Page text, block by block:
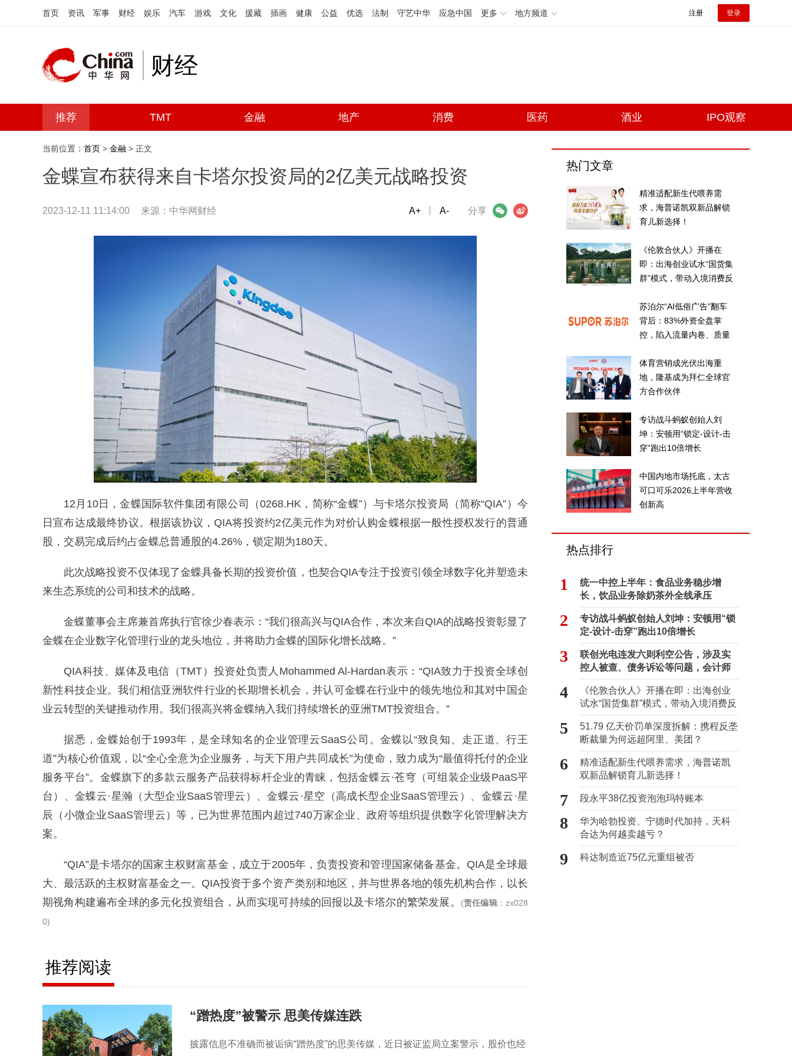
首页 资讯 军事 财经 娱乐 汽车 游戏 文化 援藏 插画 健康 公益 优选 法制 守艺中华 应急中国 更多 地方频道 注册 登录
财经
推荐 TMT 金融 地产 消费 医药 酒业 IPO观察
当前位置： 首页 > 金融 > 正文
金蝶宣布获得来自卡塔尔投资局的2亿美元战略投资
2023-12-11 11:14:00 来源：中华网财经 分享
微信 微博
A+ A-
12月10日，金蝶国际软件集团有限公司（0268.HK，简称“金蝶”）与卡塔尔投资局（简称“QIA”）今
日宣布达成最终协议。根据该协议，QIA将投资约2亿美元作为对价认购金蝶根据一般性授权发行的普通
股，交易完成后约占金蝶总普通股的4.26%，锁定期为180天。
此次战略投资不仅体现了金蝶具备长期的投资价值，也契合QIA专注于投资引领全球数字化并塑造未
来生态系统的公司和技术的战略。
金蝶董事会主席兼首席执行官徐少春表示：“我们很高兴与QIA合作，本次来自QIA的战略投资彰显了
金蝶在企业数字化管理行业的龙头地位，并将助力金蝶的国际化增长战略。”
QIA科技、媒体及电信（TMT）投资处负责人Mohammed Al-Hardan表示：“QIA致力于投资全球创
新性科技企业。我们相信亚洲软件行业的长期增长机会，并认可金蝶在行业中的领先地位和其对中国企
业云转型的关键推动作用。我们很高兴将金蝶纳入我们持续增长的亚洲TMT投资组合。”
据悉，金蝶始创于1993年，是全球知名的企业管理云SaaS公司。金蝶以“致良知、走正道、行王
道”为核心价值观，以“全心全意为企业服务，与天下用户共同成长”为使命，致力成为“最值得托付的企业
服务平台”。金蝶旗下的多款云服务产品获得标杆企业的青睐，包括金蝶云·苍穹（可组装企业级PaaS平
台）、金蝶云·星瀚（大型企业SaaS管理云）、金蝶云·星空（高成长型企业SaaS管理云）、金蝶云·星
辰（小微企业SaaS管理云）等，已为世界范围内超过740万家企业、政府等组织提供数字化管理解决方
案。
“QIA”是卡塔尔的国家主权财富基金，成立于2005年，负责投资和管理国家储备基金。QIA是全球最
大、最活跃的主权财富基金之一。QIA投资于多个资产类别和地区，并与世界各地的领先机构合作，以长
期视角构建遍布全球的多元化投资组合，从而实现可持续的回报以及卡塔尔的繁荣发展。
(责任编辑：zx028
0)
推荐阅读
“蹭热度”被警示 思美传媒连跌
披露信息不准确而被诟病“蹭热度”的思美传媒，近日被证监局立案警示，股价也经
热门文章
精准适配新生代喂养需
求，海普诺凯双新品解锁
育儿新选择！
《伦敦合伙人》开播在
即：出海创业试水“国货集
群”模式，带动入境消费反
苏泊尔“AI低俗广告”翻车
背后：83%外资全盘掌
控，陷入流量内卷、质量
体育营销成光伏出海重
地，隆基成为拜仁全球官
方合作伙伴
专访战斗蚂蚁创始人刘
坤：安顿用“锁定-设计-击
穿”跑出10倍增长
中国内地市场托底，太古
可口可乐2026上半年营收
创新高
热点排行
1
统一中控上半年：食品业务稳步增
长，饮品业务除奶茶外全线承压
2
专访战斗蚂蚁创始人刘坤：安顿用“锁
定-设计-击穿”跑出10倍增长
3
联创光电连发六则利空公告，涉及实
控人被查、债务诉讼等问题，会计师
事务所曾出具“保留意见”
4
《伦敦合伙人》开播在即：出海创业
试水“国货集群”模式，带动入境消费反
向种草
5
51.79 亿天价罚单深度拆解：携程反垄
断裁量为何远超阿里、美团？
6
精准适配新生代喂养需求，海普诺凯
双新品解锁育儿新选择！
7 段永平38亿投资泡泡玛特账本
8
华为哈勃投资、宁德时代加持，天科
合达为何越卖越亏？
9 科达制造近75亿元重组被否